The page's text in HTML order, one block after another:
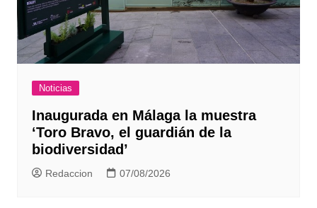
Noticias
Inaugurada en Málaga la muestra
‘Toro Bravo, el guardián de la
biodiversidad’
Redaccion 07/08/2026